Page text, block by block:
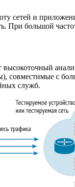
сетей и
При большой
совместимые с
служб.